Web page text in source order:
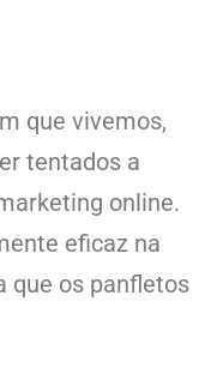
que vivemos,
tentados a
online.
eficaz na
que os panfletos